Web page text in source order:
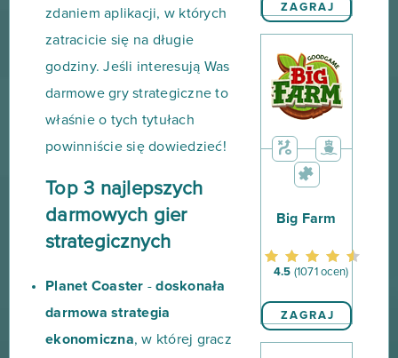
zdaniem aplikacji, w których
zatracicie się na długie
godziny. Jeśli interesują Was
darmowe gry strategiczne to
właśnie o tych tytułach
powinniście się dowiedzieć!
Top 3 najlepszych
darmowych gier
strategicznych
Planet Coaster - doskonała
darmowa strategia
ekonomiczna, w której gracz
ZAGRAJ
Big Farm
4.5 (1071 ocen)
ZAGRAJ